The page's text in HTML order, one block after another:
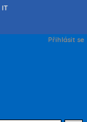
IT
User
Přihlásit se